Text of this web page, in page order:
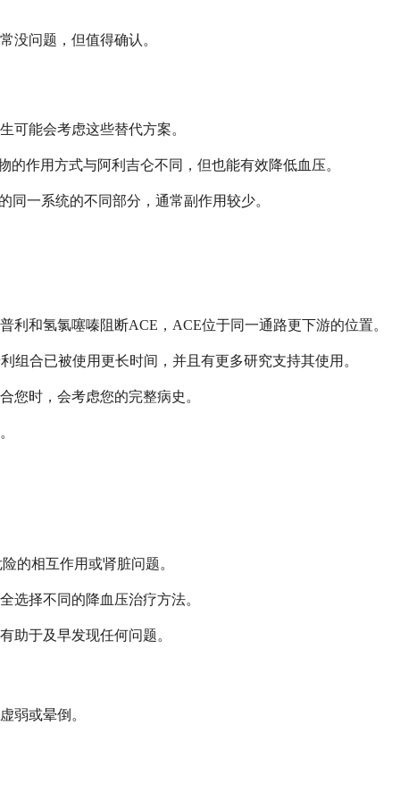
没问题，但值得确认。
可能会考虑这些替代方案。
作用方式与阿利吉仑不同，但也能有效降低血压。
一系统的不同部分，通常副作用较少。
和氢氯噻嗪阻断ACE，ACE位于同一通路更下游的位置。
合已被使用更长时间，并且有更多研究支持其使用。
您时，会考虑您的完整病史。
的相互作用或肾脏问题。
选择不同的降血压治疗方法。
助于及早发现任何问题。
弱或晕倒。